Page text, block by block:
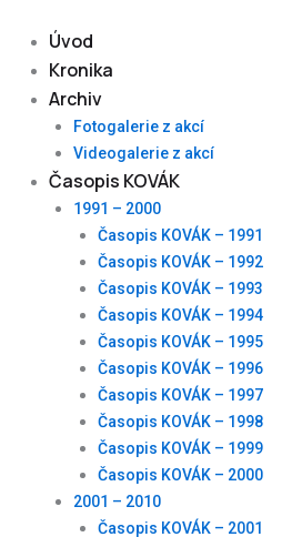
content
Úvod
Kronika
Archiv
Fotogalerie z akcí
Videogalerie z akcí
Časopis KOVÁK
1991 – 2000
Časopis KOVÁK – 1991
Časopis KOVÁK – 1992
Časopis KOVÁK – 1993
Časopis KOVÁK – 1994
Časopis KOVÁK – 1995
Časopis KOVÁK – 1996
Časopis KOVÁK – 1997
Časopis KOVÁK – 1998
Časopis KOVÁK – 1999
Časopis KOVÁK – 2000
2001 – 2010
Časopis KOVÁK – 2001